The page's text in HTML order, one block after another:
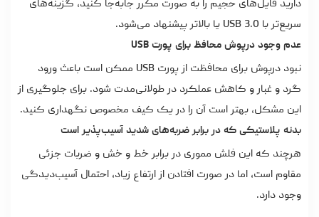
دارید فایل‌های حجیم را به صورت مکرر جابه‌جا کنید، گزینه‌های
سریع‌تر با USB 3.0 یا بالاتر پیشنهاد می‌شود.
عدم وجود درپوش محافظ برای پورت USB
نبود درپوش برای محافظت از پورت USB ممکن است باعث ورود
گرد و غبار و کاهش عملکرد در طولانی‌مدت شود. برای جلوگیری از
این مشکل، بهتر است آن را در یک کیف مخصوص نگهداری کنید.
بدنه پلاستیکی که در برابر ضربه‌های شدید آسیب‌پذیر است
هرچند که این فلش مموری در برابر خط و خش و ضربات جزئی
مقاوم است، اما در صورت افتادن از ارتفاع زیاد، احتمال آسیب‌دیدگی
وجود دارد.